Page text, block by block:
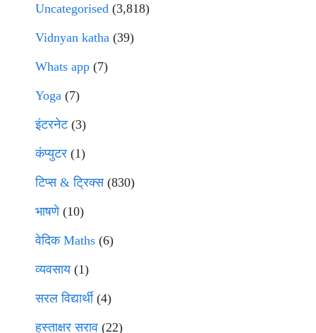
Uncategorised (3,818)
Vidnyan katha (39)
Whats app (7)
Yoga (7)
इंटरनेट(3)
कंप्युटर (1)
टिप्स & ट्रिक्स(830)
भाषणे(10)
वेदिक Maths (6)
व्यवसाय(1)
सरल विद्यार्थी(4)
हस्ताक्षर सराव (22)